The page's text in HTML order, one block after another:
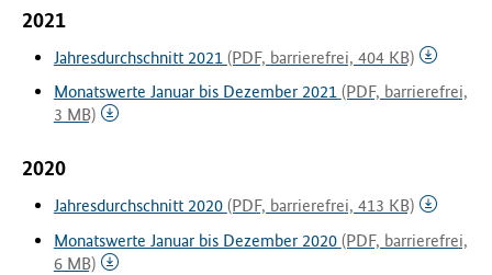
2021
Jahresdurchschnitt 2021 (PDF, barrierefrei, 404 KB)
Monatswerte Januar bis Dezember 2021 (PDF, barrierefrei,
3 MB)
2020
Jahresdurchschnitt 2020 (PDF, barrierefrei, 413 KB)
Monatswerte Januar bis Dezember 2020 (PDF, barrierefrei,
6 MB)